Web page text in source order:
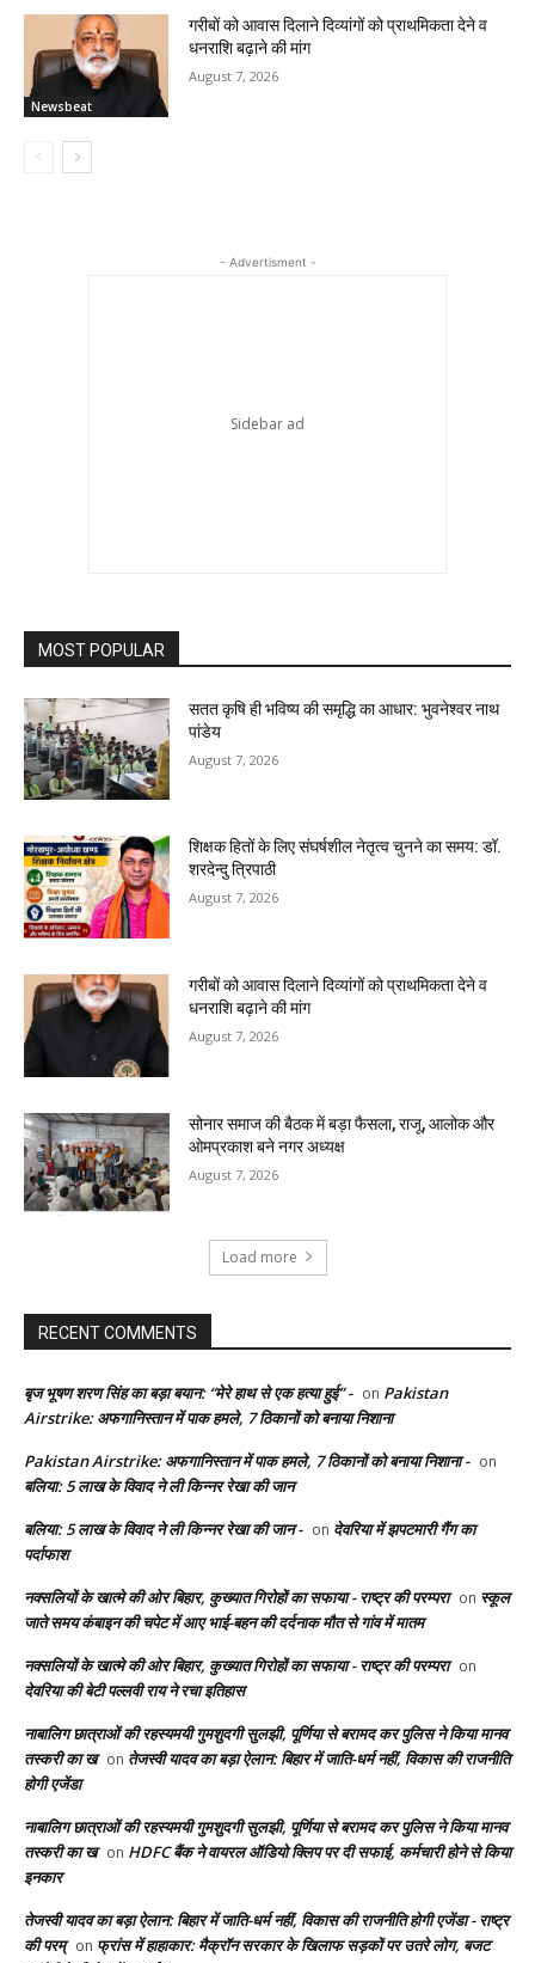
Newsbeat
गरीबों को आवास दिलाने दिव्यांगों को प्राथमिकता देने व
धनराशि बढ़ाने की मांग
August 7, 2026
- Advertisment -
MOST POPULAR
सतत कृषि ही भविष्य की समृद्धि का आधार: भुवनेश्वर नाथ
पांडेय
August 7, 2026
शिक्षक हितों के लिए संघर्षशील नेतृत्व चुनने का समय: डॉ.
शरदेन्दु त्रिपाठी
August 7, 2026
गरीबों को आवास दिलाने दिव्यांगों को प्राथमिकता देने व
धनराशि बढ़ाने की मांग
August 7, 2026
सोनार समाज की बैठक में बड़ा फैसला, राजू, आलोक और
ओमप्रकाश बने नगर अध्यक्ष
August 7, 2026
Load more
RECENT COMMENTS
बृज भूषण शरण सिंह का बड़ा बयान: “मेरे हाथ से एक हत्या हुई” - on Pakistan
Airstrike: अफगानिस्तान में पाक हमले, 7 ठिकानों को बनाया निशाना
Pakistan Airstrike: अफगानिस्तान में पाक हमले, 7 ठिकानों को बनाया निशाना - on
बलिया: 5 लाख के विवाद ने ली किन्नर रेखा की जान
बलिया: 5 लाख के विवाद ने ली किन्नर रेखा की जान - on देवरिया में झपटमारी गैंग का
पर्दाफाश
नक्सलियों के खात्मे की ओर बिहार, कुख्यात गिरोहों का सफाया - राष्ट्र की परम्परा on स्कूल
जाते समय कंबाइन की चपेट में आए भाई-बहन की दर्दनाक मौत से गांव में मातम
नक्सलियों के खात्मे की ओर बिहार, कुख्यात गिरोहों का सफाया - राष्ट्र की परम्परा on
देवरिया की बेटी पल्लवी राय ने रचा इतिहास
नाबालिग छात्राओं की रहस्यमयी गुमशुदगी सुलझी, पूर्णिया से बरामद कर पुलिस ने किया मानव
तस्करी का ख on तेजस्वी यादव का बड़ा ऐलान: बिहार में जाति-धर्म नहीं, विकास की राजनीति
होगी एजेंडा
नाबालिग छात्राओं की रहस्यमयी गुमशुदगी सुलझी, पूर्णिया से बरामद कर पुलिस ने किया मानव
तस्करी का ख on HDFC बैंक ने वायरल ऑडियो क्लिप पर दी सफाई, कर्मचारी होने से किया
इनकार
तेजस्वी यादव का बड़ा ऐलान: बिहार में जाति-धर्म नहीं, विकास की राजनीति होगी एजेंडा - राष्ट्र
की परम् on फ्रांस में हाहाकार: मैक्रॉन सरकार के खिलाफ सड़कों पर उतरे लोग, बजट